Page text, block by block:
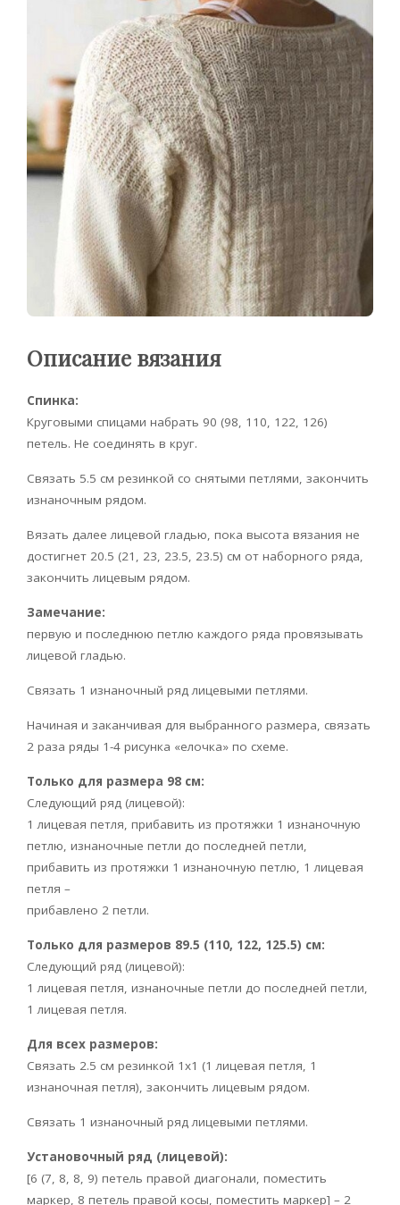
Описание вязания
Спинка:
Круговыми спицами набрать 90 (98, 110, 122, 126)
петель. Не соединять в круг.
Связать 5.5 см резинкой со снятыми петлями, закончить
изнаночным рядом.
Вязать далее лицевой гладью, пока высота вязания не
достигнет 20.5 (21, 23, 23.5, 23.5) см от наборного ряда,
закончить лицевым рядом.
Замечание:
первую и последнюю петлю каждого ряда провязывать
лицевой гладью.
Связать 1 изнаночный ряд лицевыми петлями.
Начиная и заканчивая для выбранного размера, связать
2 раза ряды 1-4 рисунка «елочка» по схеме.
Только для размера 98 см:
Следующий ряд (лицевой):
1 лицевая петля, прибавить из протяжки 1 изнаночную
петлю, изнаночные петли до последней петли,
прибавить из протяжки 1 изнаночную петлю, 1 лицевая
петля –
прибавлено 2 петли.
Только для размеров 89.5 (110, 122, 125.5) см:
Следующий ряд (лицевой):
1 лицевая петля, изнаночные петли до последней петли,
1 лицевая петля.
Для всех размеров:
Связать 2.5 см резинкой 1х1 (1 лицевая петля, 1
изнаночная петля), закончить лицевым рядом.
Связать 1 изнаночный ряд лицевыми петлями.
Установочный ряд (лицевой):
[6 (7, 8, 8, 9) петель правой диагонали, поместить
маркер, 8 петель правой косы, поместить маркер] – 2